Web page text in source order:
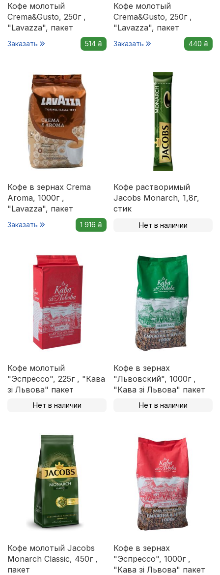
Кофе молотый
Crema&Gusto, 250г ,
"Lavazza", пакет
Заказать 514 ₴
Кофе молотый
Crema&Gusto, 250г ,
"Lavazza", пакет
Заказать 440 ₴
Кофе в зернах Crema
Aroma, 1000г ,
"Lavazza", пакет
Заказать 1 916 ₴
Кофе растворимый
Jacobs Monarch, 1,8г,
стик
Нет в наличии
Кофе молотый
"Эспрессо", 225г , "Кава
зі Львова" пакет
Нет в наличии
Кофе в зернах
"Львовский", 1000г ,
"Кава зі Львова" пакет
Нет в наличии
Кофе молотый Jacobs
Monarch Classic, 450г ,
пакет
Кофе в зернах
"Эспрессо", 1000г ,
"Кава зі Львова" пакет